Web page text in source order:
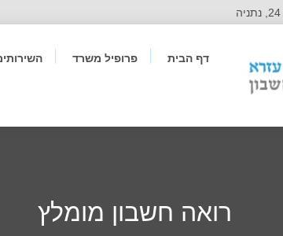
דף הבית פרופיל משרד
רואה חשבון מומלץ